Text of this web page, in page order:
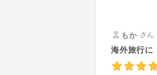
もか さ
海外旅行に